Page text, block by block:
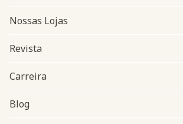
Navegação do rodapé
Nossas Lojas
Revista
Carreira
Blog